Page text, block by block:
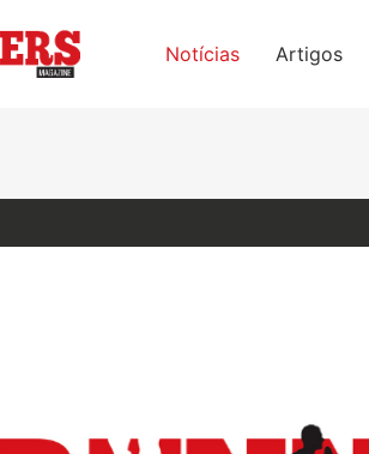
Notícias Artigos